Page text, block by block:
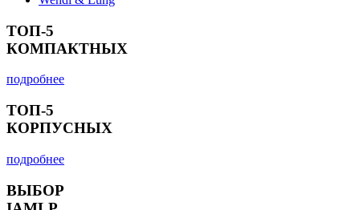
ТОП-5
КОМПАКТНЫХ
подробнее
ТОП-5
КОРПУСНЫХ
подробнее
ВЫБОР